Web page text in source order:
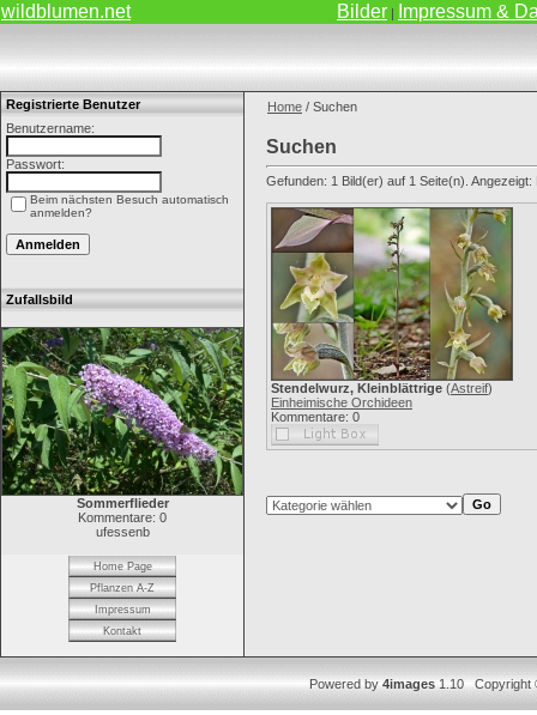
wildblumen.net Bilder | Impressum &
Registrierte Benutzer
Benutzername:
Passwort:
Beim nächsten Besuch automatisch
anmelden?
Zufallsbild
Sommerflieder
Kommentare: 0
ufessenb
Home Page
Pflanzen A-Z
Impressum
Kontakt
Home / Suchen
Suchen
Gefunden: 1 Bild(er) auf 1 Seite(n). Angezeigt:
Stendelwurz, Kleinblättrige (Astreif)
Einheimische Orchideen
Kommentare: 0
Powered by4images1.10 Copyright